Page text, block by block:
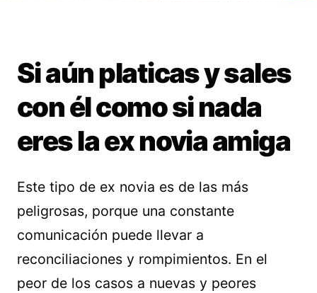
Si aún platicas y sales
con él como si nada
eres la ex novia amiga
Este tipo de ex novia es de las más
peligrosas, porque una constante
comunicación puede llevar a
reconciliaciones y rompimientos. En el
peor de los casos a nuevas y peores